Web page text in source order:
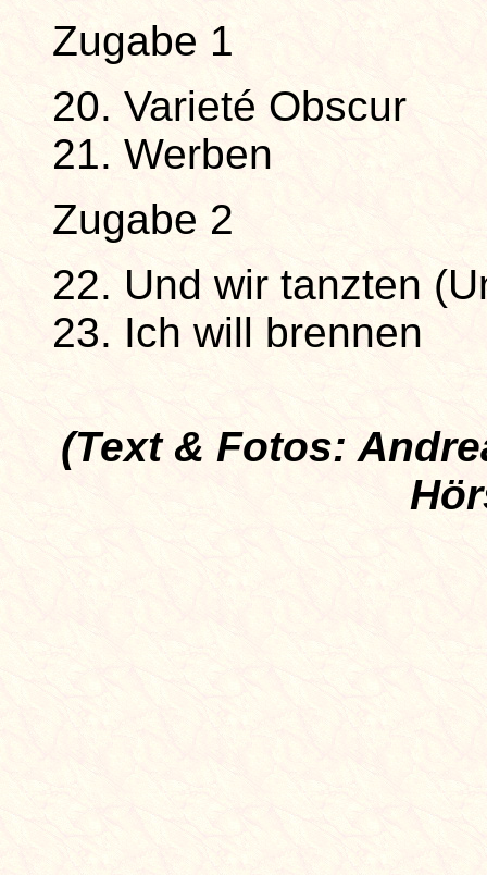
Zugabe 1
20. Varieté Obscur
21. Werben
Zugabe 2
22. Und wir tanzten
23. Ich will brennen
(Text & Fotos: